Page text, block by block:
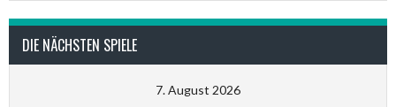
DIE NÄCHSTEN SPIELE
7. August 2026